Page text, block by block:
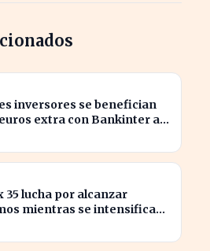
inversores se benefician
extra con Bankinter al
35 lucha por alcanzar
mientras se intensifican